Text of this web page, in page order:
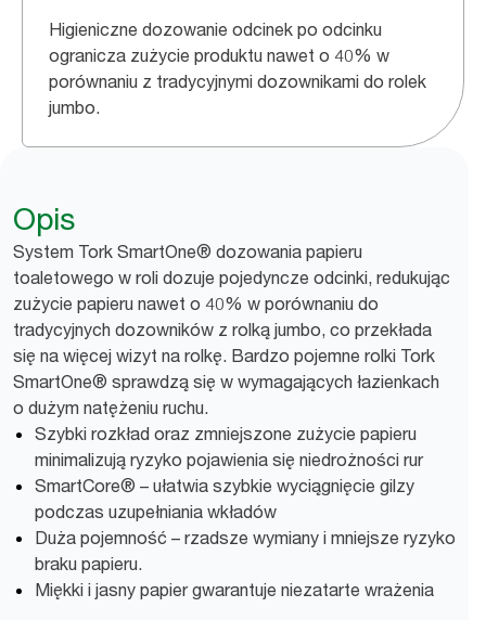
Higieniczne dozowanie odcinek po odcinku
ogranicza zużycie produktu nawet o 40% w
porównaniu z tradycyjnymi dozownikami do rolek
jumbo.
Opis
System Tork SmartOne® dozowania papieru
toaletowego w roli dozuje pojedyncze odcinki, redukując
zużycie papieru nawet o 40% w porównaniu do
tradycyjnych dozowników z rolką jumbo, co przekłada
się na więcej wizyt na rolkę. Bardzo pojemne rolki Tork
SmartOne® sprawdzą się w wymagających łazienkach
o dużym natężeniu ruchu.
Szybki rozkład oraz zmniejszone zużycie papieru
minimalizują ryzyko pojawienia się niedrożności rur
SmartCore® – ułatwia szybkie wyciągnięcie gilzy
podczas uzupełniania wkładów
Duża pojemność – rzadsze wymiany i mniejsze ryzyko
braku papieru.
Miękki i jasny papier gwarantuje niezatarte wrażenia